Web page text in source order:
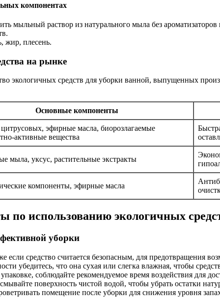
компонентах
мыльный раствор из натурального мыла без
жир, плесень.
на рынке
экологичных средств для уборки ванной, выпущенных
Основные компоненты
цитрусовых, эфирные масла, биорозлагаемые
активные вещества
мыла, уксус, растительные экстракты
компоненты, эфирные масла
по использованию экологичных
уборки
если средство считается безопасным, для предотвращения
убедитесь, что она сухая или слегка влажная, чтобы
соблюдайте рекомендуемое время воздействия для
поверхность чистой водой, чтобы убрать остатки
помещение после уборки для снижения уровня